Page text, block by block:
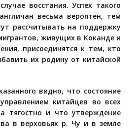
восстания. Успех такого
весьма вероятен, тем
рассчитывать на поддержку
живущих в Коканде и
присоединятся к тем, кто
их родину от китайской
видно, что состояние
китайцев во всех
тягостно и что утверждение
в верховьях р. Чу и в земле